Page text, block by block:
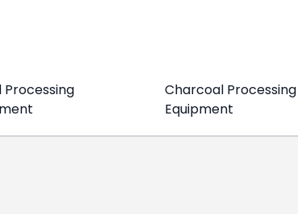
Processing
Charcoal Processing
Equipment